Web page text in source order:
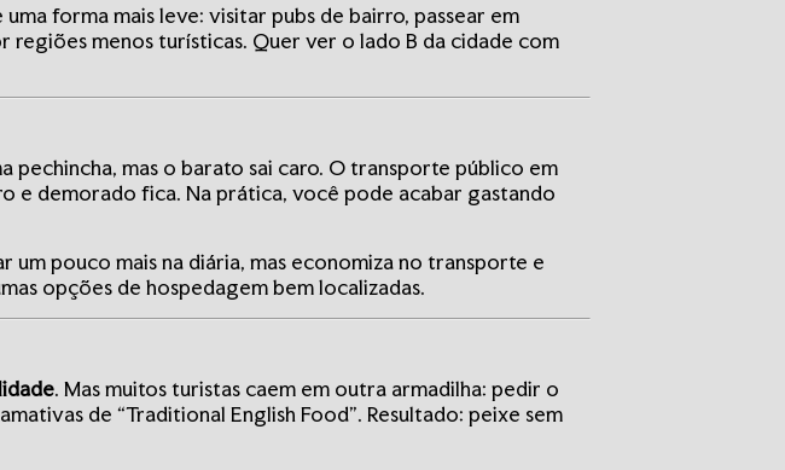
forma mais leve: visitar pubs de bairro, passear em
menos turísticas. Quer ver o lado B da cidade com
pechincha, mas o barato sai caro. O transporte público em
e demorado fica. Na prática, você pode acabar gastando
um pouco mais na diária, mas economiza no transporte e
opções de hospedagem bem localizadas.
. Mas muitos turistas caem em outra armadilha: pedir o
de “Traditional English Food”. Resultado: peixe sem